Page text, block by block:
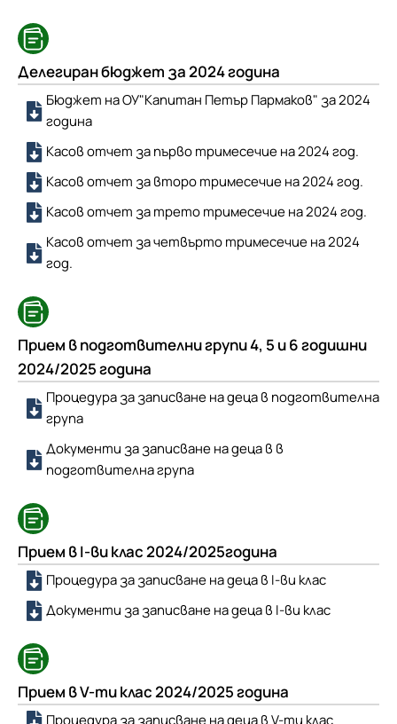
Делегиран бюджет за 2024 година
Бюджет на ОУ"Капитан Петър Пармаков" за 2024
година
Касов отчет за първо тримесечие на 2024 год.
Касов отчет за второ тримесечие на 2024 год.
Касов отчет за трето тримесечие на 2024 год.
Касов отчет за четвърто тримесечие на 2024
год.
Прием в подготвителни групи 4, 5 и 6 годишни
2024/2025 година
Процедура за записване на деца в подготвителна
група
Документи за записване на деца в в
подготвителна група
Прием в I-ви клас 2024/2025година
Процедура за записване на деца в I-ви клас
Документи за записване на деца в I-ви клас
Прием в V-ти клас 2024/2025 година
Процедура за записване на деца в V-ти клас